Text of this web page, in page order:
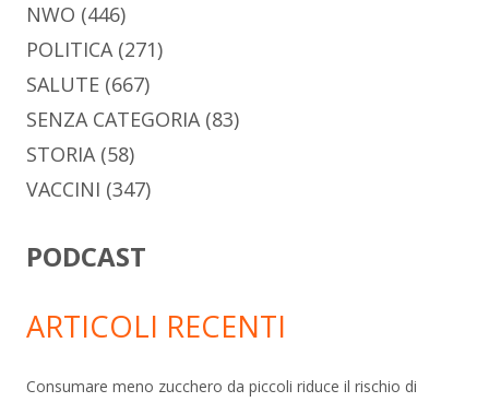
NWO (446)
POLITICA(271)
SALUTE (667)
SENZA CATEGORIA(83)
STORIA(58)
VACCINI (347)
PODCAST
ARTICOLI RECENTI
Consumare meno zucchero da piccoli riduce il rischio di